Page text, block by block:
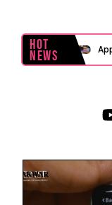
Hot
News